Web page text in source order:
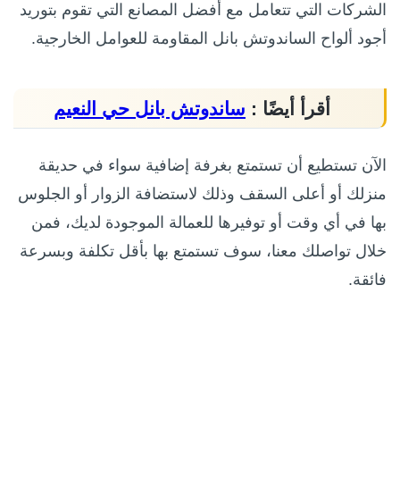
الشركات التي تتعامل مع أفضل المصانع التي تقوم بتوريد
أجود ألواح الساندوتش بانل المقاومة للعوامل الخارجية.
أقرأ أيضًا : ساندوتش بانل حي النعيم
الآن تستطيع أن تستمتع بغرفة إضافية سواء في حديقة
منزلك أو أعلى السقف وذلك لاستضافة الزوار أو الجلوس
بها في أي وقت أو توفيرها للعمالة الموجودة لديك، فمن
خلال تواصلك معنا، سوف تستمتع بها بأقل تكلفة وبسرعة
فائقة.